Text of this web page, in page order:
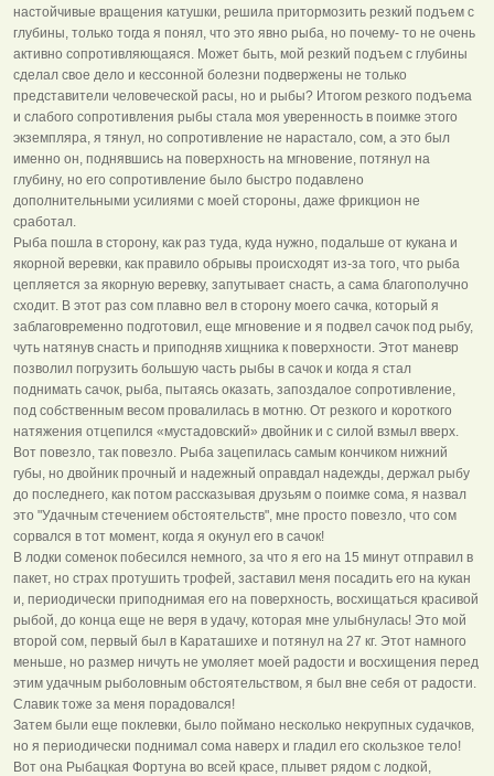
настойчивые вращения катушки, решила притормозить резкий подъем с
глубины, только тогда я понял, что это явно рыба, но почему- то не очень
активно сопротивляющаяся. Может быть, мой резкий подъем с глубины
сделал свое дело и кессонной болезни подвержены не только
представители человеческой расы, но и рыбы? Итогом резкого подъема
и слабого сопротивления рыбы стала моя уверенность в поимке этого
экземпляра, я тянул, но сопротивление не нарастало, сом, а это был
именно он, поднявшись на поверхность на мгновение, потянул на
глубину, но его сопротивление было быстро подавлено
дополнительными усилиями с моей стороны, даже фрикцион не
сработал.
Рыба пошла в сторону, как раз туда, куда нужно, подальше от кукана и
якорной веревки, как правило обрывы происходят из-за того, что рыба
цепляется за якорную веревку, запутывает снасть, а сама благополучно
сходит. В этот раз сом плавно вел в сторону моего сачка, который я
заблаговременно подготовил, еще мгновение и я подвел сачок под рыбу,
чуть натянув снасть и приподняв хищника к поверхности. Этот маневр
позволил погрузить большую часть рыбы в сачок и когда я стал
поднимать сачок, рыба, пытаясь оказать, запоздалое сопротивление,
под собственным весом провалилась в мотню. От резкого и короткого
натяжения отцепился «мустадовский» двойник и с силой взмыл вверх.
Вот повезло, так повезло. Рыба зацепилась самым кончиком нижний
губы, но двойник прочный и надежный оправдал надежды, держал рыбу
до последнего, как потом рассказывая друзьям о поимке сома, я назвал
это "Удачным стечением обстоятельств", мне просто повезло, что сом
сорвался в тот момент, когда я окунул его в сачок!
В лодки соменок побесился немного, за что я его на 15 минут отправил в
пакет, но страх протушить трофей, заставил меня посадить его на кукан
и, периодически приподнимая его на поверхность, восхищаться красивой
рыбой, до конца еще не веря в удачу, которая мне улыбнулась! Это мой
второй сом, первый был в Караташихе и потянул на 27 кг. Этот намного
меньше, но размер ничуть не умоляет моей радости и восхищения перед
этим удачным рыболовным обстоятельством, я был вне себя от радости.
Славик тоже за меня порадовался!
Затем были еще поклевки, было поймано несколько некрупных судачков,
но я периодически поднимал сома наверх и гладил его скользкое тело!
Вот она Рыбацкая Фортуна во всей красе, плывет рядом с лодкой,